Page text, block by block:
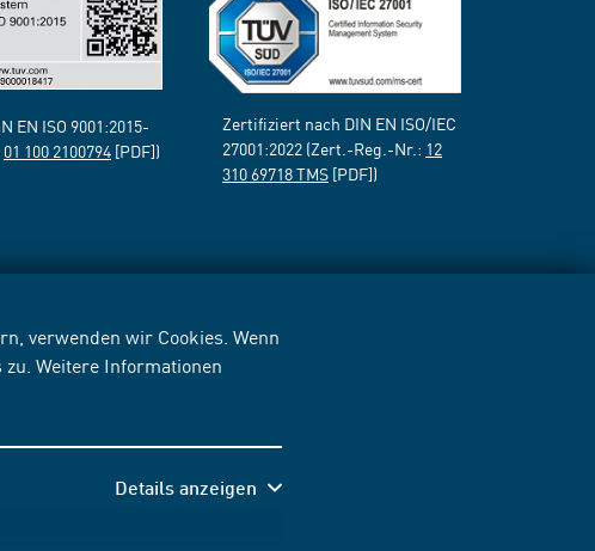
verwenden wir Cookies. Wenn
Weitere Informationen
Details anzeigen
EN ISO 9001:2015-
01 100 2100794 [PDF])
Zertifiziert nach DIN EN ISO/IEC
27001:2022 (Zert.-Reg.-Nr.: 12
310 69718 TMS [PDF])